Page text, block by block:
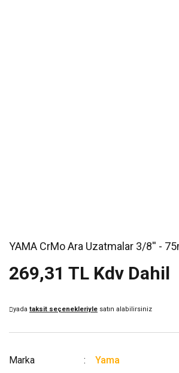
YAMA CrMo Ara Uzatmalar 3/8'' -
269,31 TL Kdv Dahil
yada taksit seçenekleriyle satın alabilirsiniz
Marka
Yama